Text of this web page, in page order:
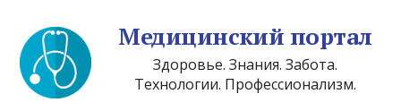
Медицинский портал
Здоровье. Знания. Забота.
Технологии. Профессионализм.